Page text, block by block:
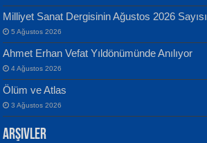
EKREM KARABABA
İsmail Aydos
İnkisar...
Milliyet Sanat Dergisinin Ağustos 2026 Sayısı
5 Ağustos 2026
Ahmet Erhan Vefat Yıldönümünde Anılıyor
4 Ağustos 2026
Ölüm ve Atlas
3 Ağustos 2026
Arşivler